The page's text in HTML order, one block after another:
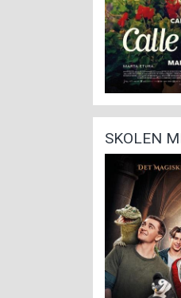
SKOLEN